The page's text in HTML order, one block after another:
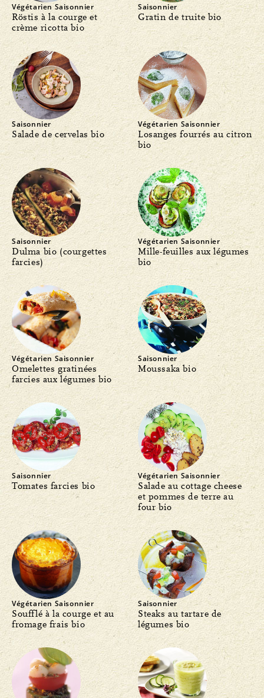
Végétarien Saisonnier
Röstis à la courge et
crème ricotta bio
Saisonnier
Gratin de truite bio
Saisonnier
Salade de cervelas bio
Végétarien Saisonnier
Losanges fourrés au citron
bio
Saisonnier
Dulma bio (courgettes
farcies)
Végétarien Saisonnier
Mille-feuilles aux légumes
bio
Végétarien Saisonnier
Omelettes gratinées
farcies aux légumes bio
Saisonnier
Moussaka bio
Saisonnier
Tomates farcies bio
Végétarien Saisonnier
Salade au cottage cheese
et pommes de terre au
four bio
Végétarien Saisonnier
Soufflé à la courge et au
fromage frais bio
Saisonnier
Steaks au tartare de
légumes bio